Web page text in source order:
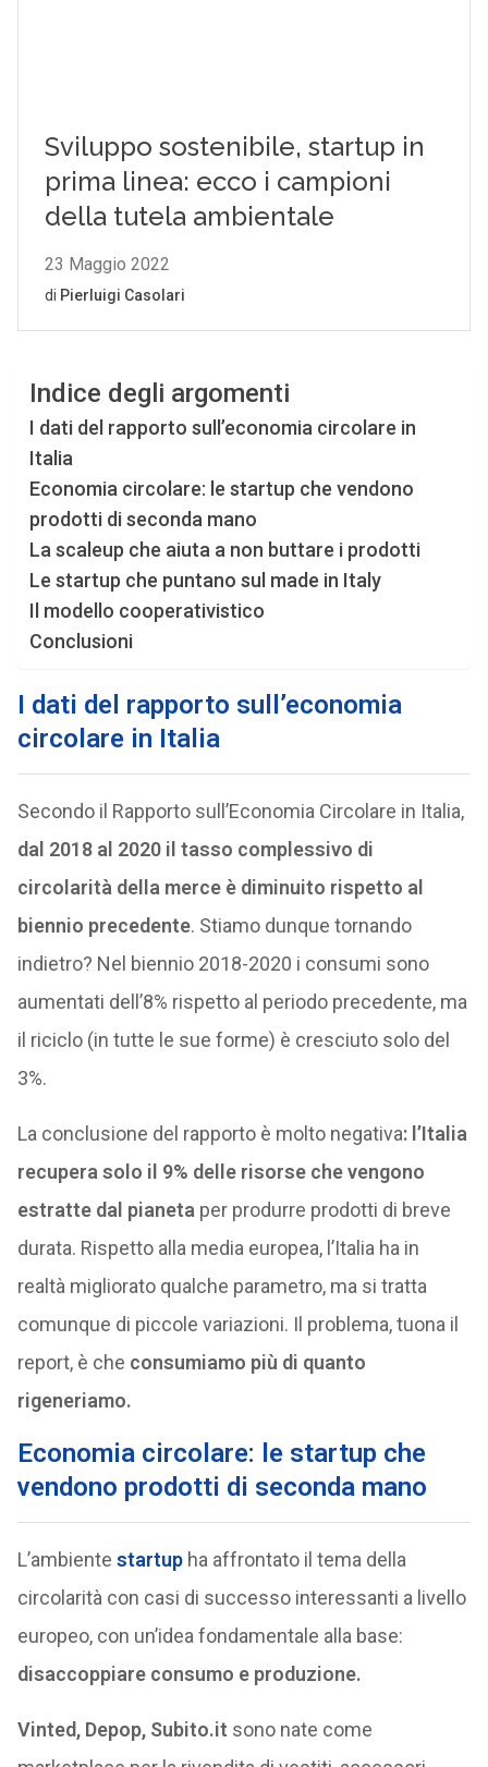
Indice degli argomenti
I dati del rapporto sull’economia circolare in
Italia
Economia circolare: le startup che vendono
prodotti di seconda mano
La scaleup che aiuta a non buttare i prodotti
Le startup che puntano sul made in Italy
Il modello cooperativistico
Conclusioni
I dati del rapporto sull’economia
circolare in Italia
Secondo il Rapporto sull’Economia Circolare in Italia,
dal 2018 al 2020 il tasso complessivo di
circolarità della merce è diminuito rispetto al
biennio precedente. Stiamo dunque tornando
indietro? Nel biennio 2018-2020 i consumi sono
aumentati dell’8% rispetto al periodo precedente, ma
il riciclo (in tutte le sue forme) è cresciuto solo del
3%.
La conclusione del rapporto è molto negativa: l’Italia
recupera solo il 9% delle risorse che vengono
estratte dal pianeta per produrre prodotti di breve
durata. Rispetto alla media europea, l’Italia ha in
realtà migliorato qualche parametro, ma si tratta
comunque di piccole variazioni. Il problema, tuona il
report, è che consumiamo più di quanto
rigeneriamo.
Economia circolare: le startup che
vendono prodotti di seconda mano
L’ambiente startupha affrontato il tema della
circolarità con casi di successo interessanti a livello
europeo, con un’idea fondamentale alla base:
disaccoppiare consumo e produzione.
Vinted, Depop, Subito.it sono nate come